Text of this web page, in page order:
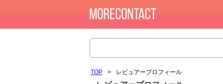
TOP > レビュアープロフィール